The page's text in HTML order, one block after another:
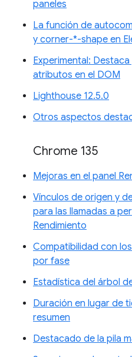
paneles
La función de
y corner-*-shape en
Experimental:
atributos en el DOM
Lighthouse 12.5.0
Otros aspectos
Chrome 135
Mejoras en el panel
Vínculos de origen y
para las llamadas a
Rendimiento
Compatibilidad con
por fase
Estadística del árbol
Duración en lugar de
resumen
Destacado de la pila